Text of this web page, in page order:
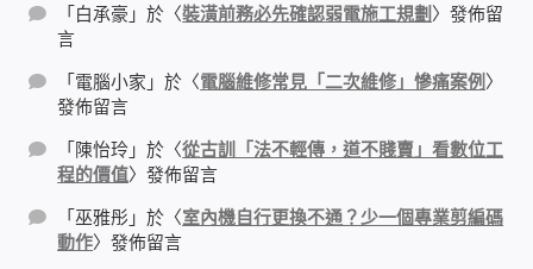
門禁安全控制 工具 軟體 手冊
建築技術設備設置
租屋維修、租屋安全
智慧電錶、儲值、雲端 電子式電錶
「白承豪 」於〈裝潢前務必先確認弱電施工規劃 〉發佈留
言
「電腦小家 」於〈電腦維修常見「二次維修」慘痛案例 〉
發佈留言
「陳怡玲 」於〈從古訓「法不輕傳，道不賤賣」看數位工
程的價值〉發佈留言
「巫雅彤 」於〈室內機自行更換不通？少一個專業剪編碼
動作〉發佈留言